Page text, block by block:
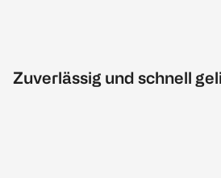
Zuverlässig und schnell